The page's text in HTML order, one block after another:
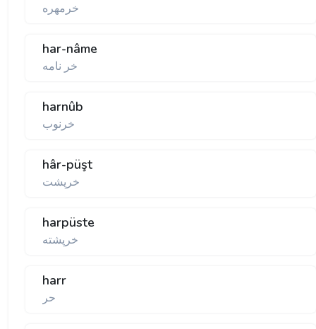
خرمهره
har-nâme
خر نامه
harnûb
خرنوب
hâr-püşt
خرپشت
harpüste
خرپشته
harr
حر